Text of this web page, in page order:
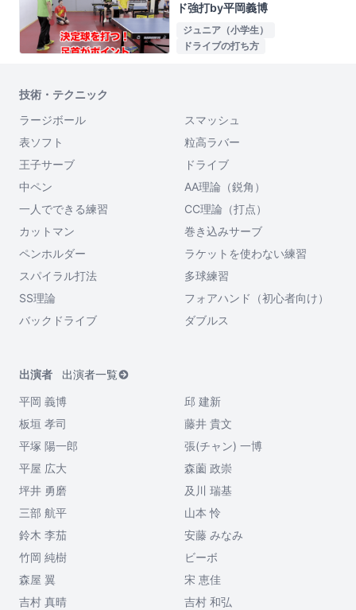
ド強打by平岡義博
ジュニア（小学生）
ドライブの打ち方
技術・テクニック
ラージボール
スマッシュ
表ソフト
粒高ラバー
王子サーブ
ドライブ
中ペン
AA理論（鋭角）
一人でできる練習
CC理論（打点）
カットマン
巻き込みサーブ
ペンホルダー
ラケットを使わない練習
スパイラル打法
多球練習
SS理論
フォアハンド（初心者向け）
バックドライブ
ダブルス
出演者
出演者一覧
平岡 義博
邱 建新
板垣 孝司
藤井 貴文
平塚 陽一郎
張(チャン) 一博
平屋 広大
森薗 政崇
坪井 勇磨
及川 瑞基
三部 航平
山本 怜
鈴木 李茄
安藤 みなみ
竹岡 純樹
ビーボ
森屋 翼
宋 恵佳
吉村 真晴
吉村 和弘